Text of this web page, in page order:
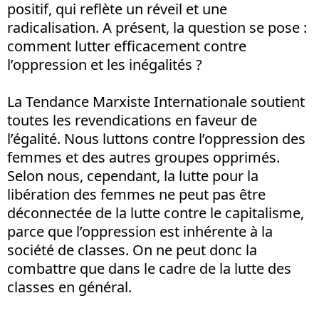
positif, qui reflète un réveil et une
radicalisation. A présent, la question se pose :
comment lutter efficacement contre
l’oppression et les inégalités ?
La Tendance Marxiste Internationale soutient
toutes les revendications en faveur de
l’égalité. Nous luttons contre l’oppression des
femmes et des autres groupes opprimés.
Selon nous, cependant, la lutte pour la
libération des femmes ne peut pas être
déconnectée de la lutte contre le capitalisme,
parce que l’oppression est inhérente à la
société de classes. On ne peut donc la
combattre que dans le cadre de la lutte des
classes en général.